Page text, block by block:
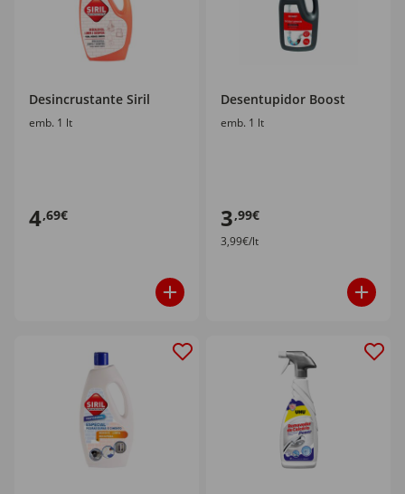
Desincrustante Siril
emb. 1 lt
4,69€
Desentupidor Boost
emb. 1 lt
3,99€
3,99€/lt